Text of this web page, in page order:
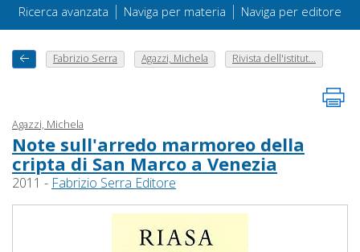
Ricerca avanzata | Naviga per materia | Naviga per editore
Fabrizio Serra Agazzi, Michela Rivista dell'istitut...
Agazzi, Michela
Note sull'arredo marmoreo della
cripta di San Marco a Venezia
2011 - Fabrizio Serra Editore